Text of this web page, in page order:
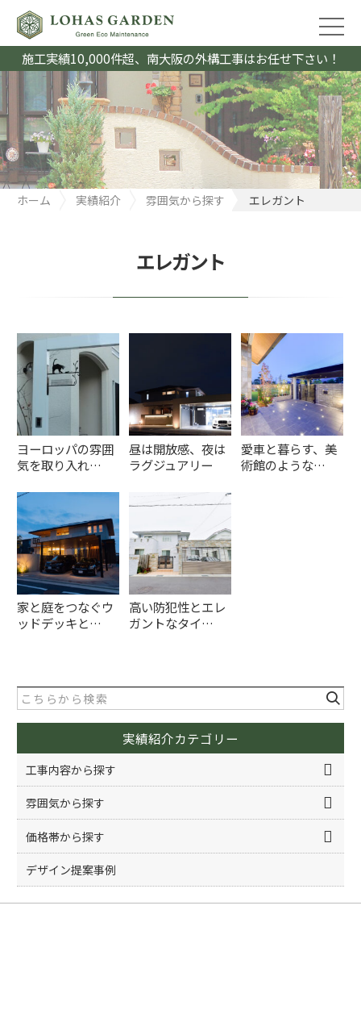
施工実績10,000件超、南大阪の外構工事はお任せ下さい！
ホーム 実績紹介 雰囲気から探す エレガント
エレガント
ヨーロッパの雰囲
気を取り入れ…
昼は開放感、夜は
ラグジュアリー
愛車と暮らす、美
術館のような…
家と庭をつなぐウ
ッドデッキと…
高い防犯性とエレ
ガントなタイ…
実績紹介カテゴリー
工事内容から探す
雰囲気から探す
価格帯から探す
デザイン提案事例